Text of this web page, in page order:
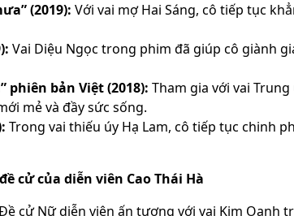
(2019): Với vai mợ Hai Sáng, cô tiếp tục
Vai Diệu Ngọc trong phim đã giúp cô giành
phiên bản Việt (2018): Tham gia với vai
mẻ và đầy sức sống.
Trong vai thiếu úy Hạ Lam, cô tiếp tục chinh
cử của diễn viên Cao Thái Hà
cử Nữ diễn viên ấn tượng với vai Kim Oanh